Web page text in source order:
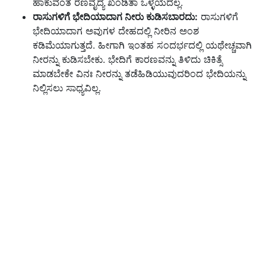
ಹಾಕುವಂತ ರಣವೈದ್ಯ ಖಂಡಿತಾ ಒಳ್ಳೆಯದಲ್ಲ.
ರಾಸುಗಳಿಗೆ ಭೇದಿಯಾದಾಗ ನೀರು ಕುಡಿಸಬಾರದು: ರಾಸುಗಳಿಗೆ
ಭೇದಿಯಾದಾಗ ಅವುಗಳ ದೇಹದಲ್ಲಿ ನೀರಿನ ಅಂಶ
ಕಡಿಮೆಯಾಗುತ್ತದೆ. ಹೀಗಾಗಿ ಇಂತಹ ಸಂದರ್ಭದಲ್ಲಿ ಯಥೇಚ್ಚವಾಗಿ
ನೀರನ್ನು ಕುಡಿಸಬೇಕು. ಭೇದಿಗೆ ಕಾರಣವನ್ನು ತಿಳಿದು ಚಿಕಿತ್ಸೆ
ಮಾಡಬೇಕೇ ವಿನಃ ನೀರನ್ನು ತಡೆಹಿಡಿಯುವುದರಿಂದ ಭೇದಿಯನ್ನು
ನಿಲ್ಲಿಸಲು ಸಾಧ್ಯವಿಲ್ಲ.